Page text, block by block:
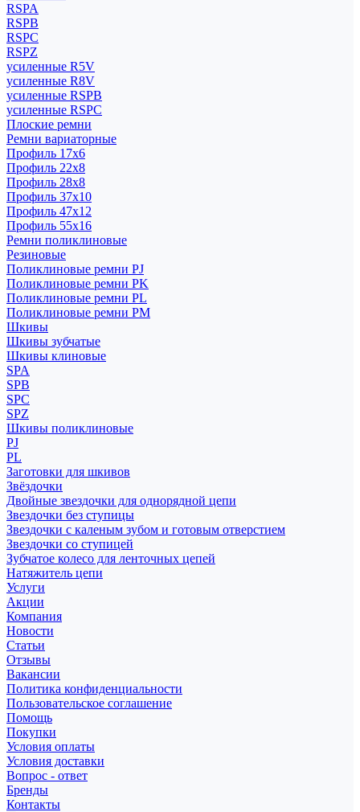
RSPA
RSPB
RSPC
RSPZ
усиленные R5V
усиленные R8V
усиленные RSPB
усиленные RSPC
Плоские ремни
Ремни вариаторные
Профиль 17x6
Профиль 22x8
Профиль 28x8
Профиль 37x10
Профиль 47x12
Профиль 55x16
Ремни поликлиновые
Резиновые
Поликлиновые ремни PJ
Поликлиновые ремни PK
Поликлиновые ремни PL
Поликлиновые ремни PM
Шкивы
Шкивы зубчатые
Шкивы клиновые
SPA
SPB
SPC
SPZ
Шкивы поликлиновые
PJ
PL
Заготовки для шкивов
Звёздочки
Двойные звездочки для однорядной цепи
Звездочки без ступицы
Звездочки с каленым зубом и готовым отверстием
Звездочки со ступицей
Зубчатое колесо для ленточных цепей
Натяжитель цепи
Услуги
Акции
Компания
Новости
Статьи
Отзывы
Вакансии
Политика конфиденциальности
Пользовательское соглашение
Помощь
Покупки
Условия оплаты
Условия доставки
Вопрос - ответ
Бренды
Контакты